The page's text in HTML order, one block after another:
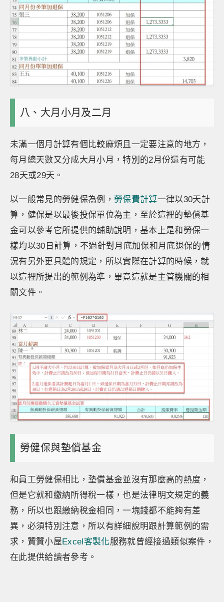
八、大月小月及二月
未滿一個月計算有個比較麻煩且一定要注意的地方，
每月總天數又分成大月小月，特別的2月份還有可能
28天或29天。
以一般常見的勞健保為例， 勞保費計算一律以30天計
算，健保是以最後投保單位為主，至於這裡的墊償基
金可以參考它所提供的輔助說明，基本上是和勞保一
樣均以30日計算，不過針對月底加保和月底退保的情
況有另外更具體的規定，所以實際在計算的時候，就
以這裡所提出的範例為準，畢竟這就是主管機關的相
關文件。
勞健保與墊償基金
和員工勞健保相比，墊償基金並沒有那麼高的熱度，
但是它就和繳納所得稅一樣，也是法律明文規定的義
務，所以也跟繳納稅金相同，一塊錢都不能夠有差
異，必須特別注意，所以有詳細說明跟計算範例的需
求，贊贊小屋 Excel客製化服務就曾經接過類似案件，
在此提供給讀者參考。